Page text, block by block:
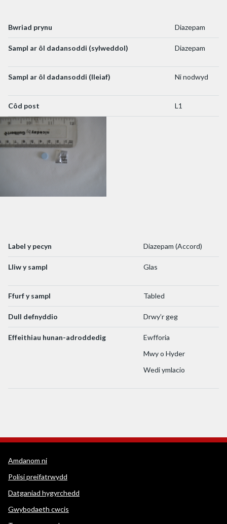
Bwriad prynu Diazepam
Sampl ar ôl dadansoddi (sylweddol) Diazepam
Sampl ar ôl dadansoddi (lleiaf) Ni nodwyd
Côd post L1
Label y pecyn Diazepam (Accord)
Lliw y sampl Glas
Ffurf y sampl Tabled
Dull defnyddio Drwy’r geg
Effeithiau hunan-adroddedig
Ewfforia
Mwy o Hyder
Wedi ymlacio
Dolenni cymorth WEDINOS
Amdanom ni
Polisi preifatrwydd
Datganiad hygyrchedd
Gwybodaeth cwcis